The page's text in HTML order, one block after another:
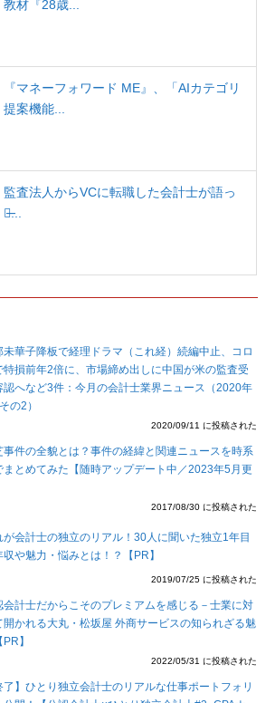
教材『28歳...
『マネーフォワード ME』、「AIカテゴリ
提案機能...
監査法人からVCに転職した会計士が語っ
た̶...
未華子降板で経理ドラマ（これ経）続編中止、コロ
特損前年2倍に、市場締め出しに中国が米の監査受
認へなど3件：今月の会計士業界ニュース（2020年
の2）
2020/09/11 に投稿された
事件の全貌とは？事件の経緯と関連ニュースを時系
まとめてみた【随時アップデート中／2023年5月更
2017/08/30 に投稿された
が会計士の独立のリアル！30人に聞いた独立1年目
収や魅力・悩みとは！？【PR】
2019/07/25 に投稿された
会計士だからこそのプレミアムを感じる－士業に対
開かれる大丸・松坂屋 外商サービスの知られざる魅
】
2022/05/31 に投稿された
了】ひとり独立会計士のリアルな仕事ポートフォリ